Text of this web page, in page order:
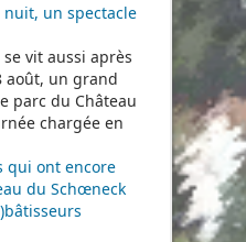
nuit, un spectacle
vit aussi après
août, un grand
parc du Château
chargée en
qui ont encore
du Schœneck